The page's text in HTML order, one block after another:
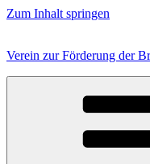
Zum Inhalt springen
Verein zur Förderung der